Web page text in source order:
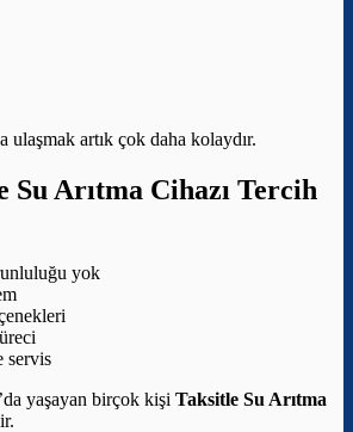
ulaşmak artık çok daha kolaydır.
Su Arıtma Cihazı Tercih
yok
servis
yaşayan birçok kişi Taksitle Su Arıtma